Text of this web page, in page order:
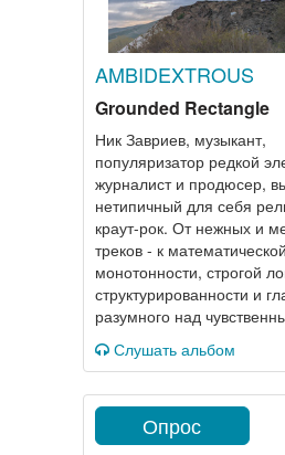
AMBIDEXTROUS
Grounded Rectangle
Ник Завриев, музыкант,
популяризатор редкой
журналист и продюсер,
нетипичный для себя
краут-рок. От нежных и
треков - к математической
монотонности, строгой
структурированности и
разумного над
Слушать альбом
Опрос